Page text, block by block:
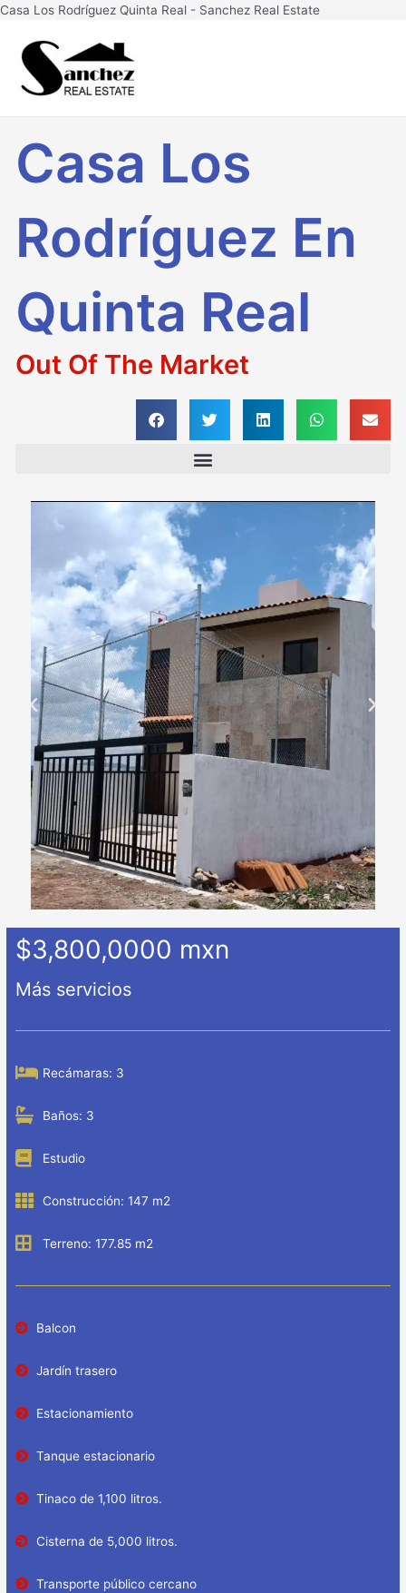
Casa Los Rodríguez Quinta Real - Sanchez Real EstateIr
Casa Los
Rodríguez En
Quinta Real
Out Of The Market
$3,800,0000 mxn
Más servicios
Recámaras: 3
Baños: 3
Estudio
Construcción: 147 m2
Terreno: 177.85 m2
Balcon
Jardín trasero
Estacionamiento
Tanque estacionario
Tinaco de 1,100 litros.
Cisterna de 5,000 litros.
Transporte público cercano